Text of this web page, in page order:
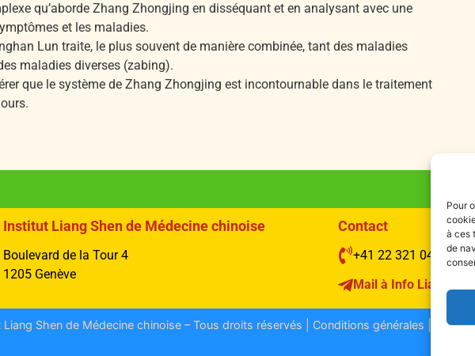
Pour
à ces
de
qu’aborde Zhang Zhongjing en disséquant et en analysant avec une
et les maladies.
Lun traite, le plus souvent de manière combinée, tant des maladies
maladies diverses (zabing).
que le système de Zhang Zhongjing est incontournable dans le traitement
Institut Liang Shen de Médecine chinoise
Boulevard de la Tour 4
1205 Genève
Contact
+41 22 321 04 48
Mail à Info Liang Shen
Shen de Médecine chinoise – Tous droits réservés | Conditions générales |